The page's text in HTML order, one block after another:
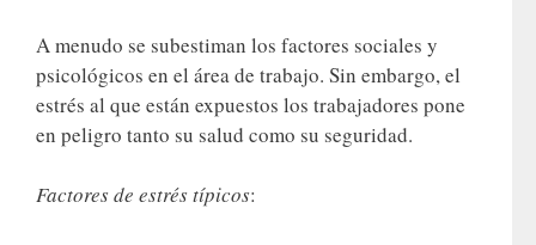
A menudo se subestiman los factores sociales y
psicológicos en el área de trabajo. Sin embargo, el
estrés al que están expuestos los trabajadores pone
en peligro tanto su salud como su seguridad.
Factores de estrés típicos: